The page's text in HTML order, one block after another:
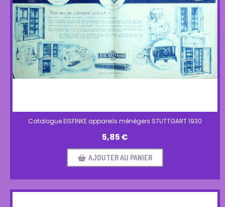
Catalogue EISFINKE appareils ménégers STUTTGART 1930
5,85€
AJOUTER AU PANIER